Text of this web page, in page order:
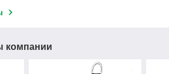
компании